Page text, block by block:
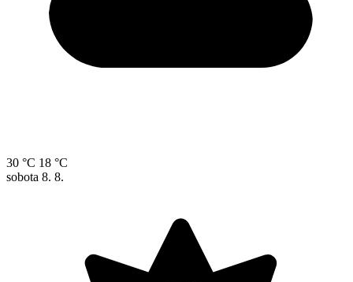
30 °C 18 °C
sobota 8. 8.